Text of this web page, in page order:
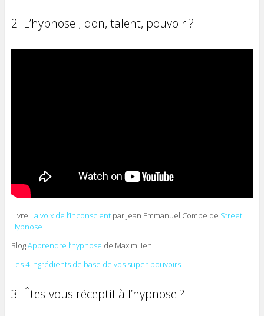
2. L’hypnose ; don, talent, pouvoir ?
Livre La voix de l’inconscientpar Jean Emmanuel Combe de Street
Hypnose
BlogApprendre l’hypnose de Maximilien
Les 4 ingrédients de base de vos super-pouvoirs
3. Êtes-vous réceptif à l’hypnose ?